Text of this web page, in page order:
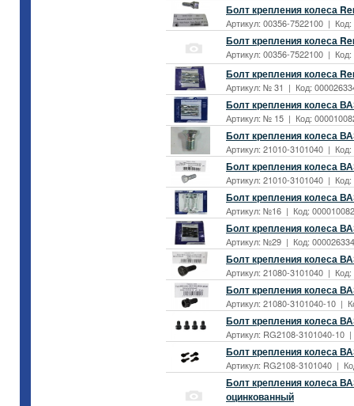
Болт крепления колеса
Артикул: 00356-7522100 |
Болт крепления колеса
Артикул: 00356-7522100 |
Болт крепления колеса
Артикул: № 31 | Код:
Болт крепления колеса
Артикул: № 15 | Код:
Болт крепления колеса
Артикул: 21010-3101040 |
Болт крепления колеса
Артикул: 21010-3101040 |
Болт крепления колеса
Артикул: №16 | Код:
Болт крепления колеса
Артикул: №29 | Код:
Болт крепления колеса
Артикул: 21080-3101040 |
Болт крепления колеса
Артикул: 21080-3101040-10 |
Болт крепления колеса
Артикул: RG2108-3101040-
Болт крепления колеса
Артикул: RG2108-3101040 |
Болт крепления колеса
оцинкованный